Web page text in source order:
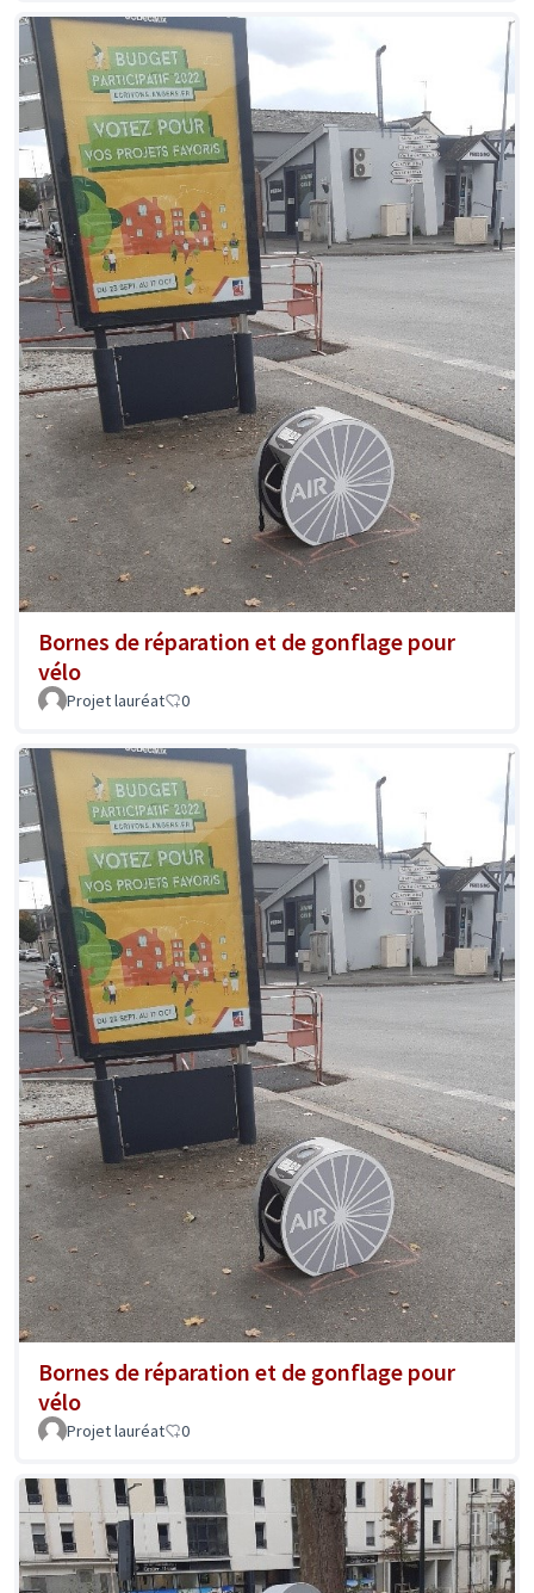
Bornes de réparation et de gonflage pour
vélo
Projet lauréat 0
Bornes de réparation et de gonflage pour
vélo
Projet lauréat 0